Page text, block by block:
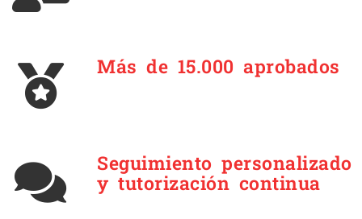
Más de 15.000 aprobados
Seguimiento personalizado
y tutorización continua